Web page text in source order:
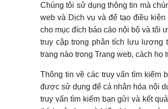
Chúng tôi sử dụng thông tin mà
web và Dịch vụ và để tạo điều
cho mục đích báo cáo nội bộ và tối
truy cập trong phân tích lưu lượng
trang nào trong Trang web, cách họ
Thông tin về các truy vấn tìm kiếm
được sử dụng để cá nhân hóa nội
truy vấn tìm kiếm bạn gửi và kết